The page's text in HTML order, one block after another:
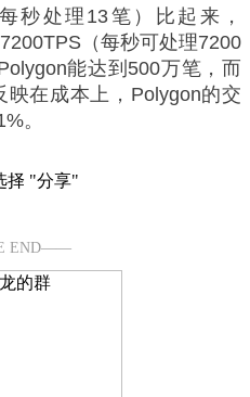
秒处理13笔）比起来，
（每秒可处理7200
能达到500万笔，而
映在成本上，Polygon的交
。
择 "分享"
END——